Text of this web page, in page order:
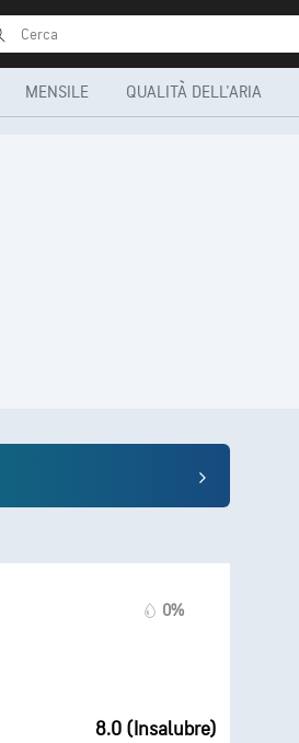
MENSILE QUALITÀ DELL'ARIA
0%
8.0 (Insalubre)